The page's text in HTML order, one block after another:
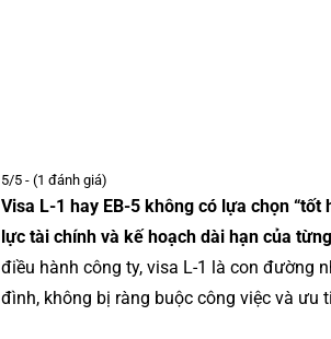
5/5 - (1 đánh giá)
Visa L-1 hay EB-5 không có lựa chọn
lực tài chính và kế hoạch dài hạn của
điều hành công ty, visa L-1 là con đường
đình, không bị ràng buộc công việc và ưu